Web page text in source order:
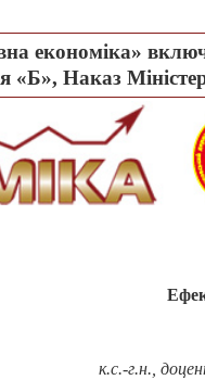
економіка»
«Б», Наказ
к.с.-г.н.,